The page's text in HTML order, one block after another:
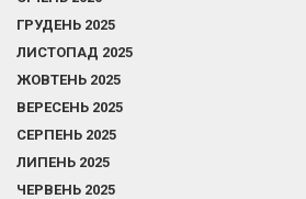
ГРУДЕНЬ 2025
ЛИСТОПАД 2025
ЖОВТЕНЬ 2025
ВЕРЕСЕНЬ 2025
СЕРПЕНЬ 2025
ЛИПЕНЬ 2025
ЧЕРВЕНЬ 2025